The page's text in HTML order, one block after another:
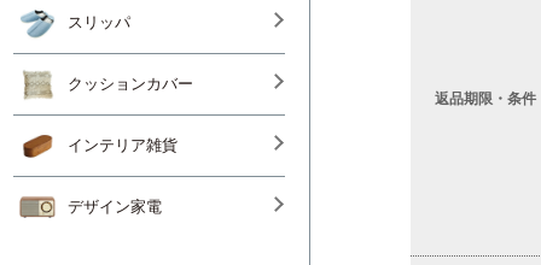
返品期限・条件
スリッパ
クッションカバー
インテリア雑貨
デザイン家電